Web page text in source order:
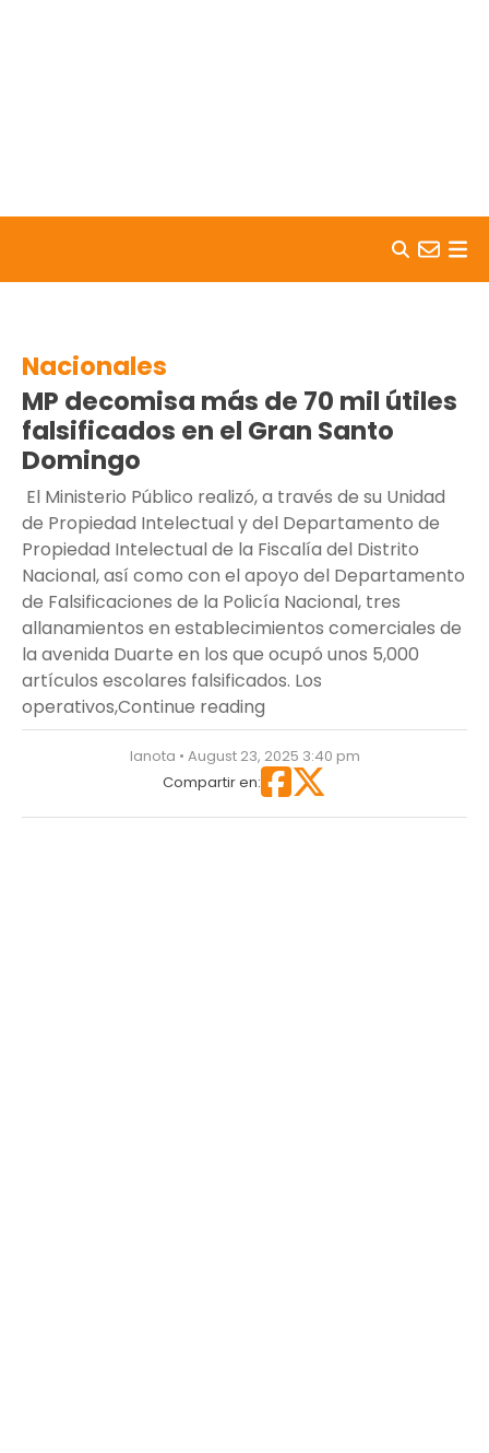
Nacionales
MP decomisa más de 70 mil útiles
falsificados en el Gran Santo
Domingo
El Ministerio Público realizó, a través de su Unidad
de Propiedad Intelectual y del Departamento de
Propiedad Intelectual de la Fiscalía del Distrito
Nacional, así como con el apoyo del Departamento
de Falsificaciones de la Policía Nacional, tres
allanamientos en establecimientos comerciales de
la avenida Duarte en los que ocupó unos 5,000
artículos escolares falsificados. Los
operativos,Continue reading
lanota • August 23, 2025 3:40 pm
Compartir en: